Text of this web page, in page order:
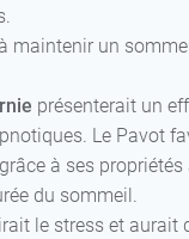
maintenir un
présenterait un
Le Pavot
à ses
du sommeil.
le stress et aurait